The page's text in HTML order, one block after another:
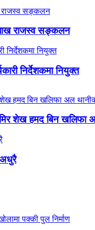
लाख राजस्व सङ्कलन
निर्देशकमा नियुक्त
शेख हमद बिन खलिफा